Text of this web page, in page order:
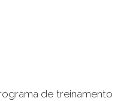
de treinamento